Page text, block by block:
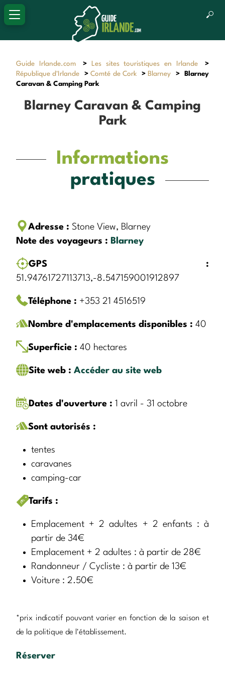
Guide Irlande.com > Les sites touristiques en Irlande
>
République d'Irlande
>Comté de Cork > Blarney >
Blarney
Caravan & Camping Park
Blarney Caravan & Camping
Park
Informations
pratiques
Adresse : Stone View, Blarney
Note des voyageurs : Blarney
GPS :
51.94761727113713,-8.547159001912897
Téléphone : +353 21 4516519
Nombre d'emplacements disponibles : 40
Superficie : 40 hectares
Site web : Accéder au site web
Dates d'ouverture : 1 avril - 31 octobre
Sont autorisés :
tentes
caravanes
camping-car
Tarifs :
Emplacement + 2 adultes + 2 enfants : à
partir de 34€
Emplacement + 2 adultes : à partir de 28€
Randonneur / Cycliste : à partir de 13€
Voiture : 2.50€
*prix indicatif pouvant varier en fonction de la saison et
de la politique de l'établissement.
Réserver